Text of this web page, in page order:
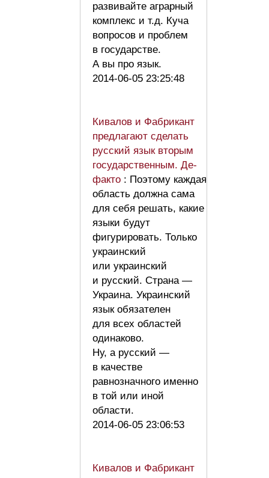
развивайте аграрный
комплекс и т.д. Куча
вопросов и проблем
в государстве.
А вы про язык.
2014-06-05 23:25:48
Кивалов и Фабрикант
предлагают сделать
русский язык вторым
государственным. Де-
факто : Поэтому каждая
область должна сама
для себя решать, какие
языки будут
фигурировать. Только
украинский
или украинский
и русский. Страна —
Украина. Украинский
язык обязателен
для всех областей
одинаково.
Ну, а русский —
в качестве
равнозначного именно
в той или иной
области.
2014-06-05 23:06:53
Кивалов и Фабрикант